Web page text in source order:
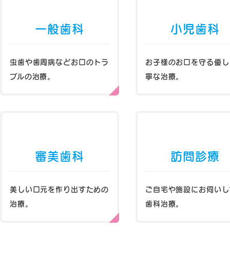
一般歯科
虫歯や歯周病などお口のトラ
ブルの治療。
小児歯科
お子様のお口を守る優
寧な治療。
審美歯科
美しい口元を作り出すための
治療。
訪問診療
ご自宅や施設にお伺い
歯科治療。